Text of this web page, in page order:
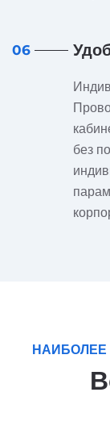
06
без